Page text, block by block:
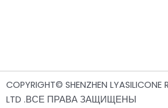
COPYRIGHT© SHENZHEN LYASILICONE
LTD .ВСЕ ПРАВА ЗАЩИЩЕНЫ